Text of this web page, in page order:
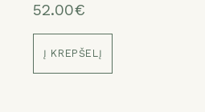
52.00€
Į KREPŠELĮ